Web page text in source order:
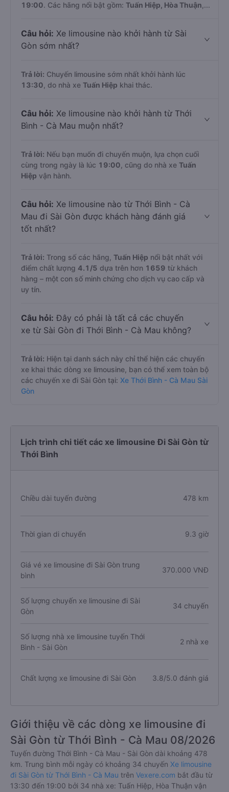
19:00. Các hãng nổi bật gồm: Tuấn Hiệp, Hòa Thuận ,...
Câu hỏi: Xe limousine nào khởi hành từ Sài
Gòn sớm nhất?
Trả lời: Chuyến limousine sớm nhất khởi hành lúc
13:30 , do nhà xe Tuấn Hiệp khai thác.
Câu hỏi: Xe limousine nào khởi hành từ Thới
Bình - Cà Mau muộn nhất?
Trả lời: Nếu bạn muốn đi chuyến muộn, lựa chọn cuối
cùng trong ngày là lúc 19:00 , cũng do nhà xe Tuấn
Hiệp vận hành.
Câu hỏi: Xe limousine nào từ Thới Bình - Cà
Mau đi Sài Gòn được khách hàng đánh giá
tốt nhất?
Trả lời: Trong số các hãng, Tuấn Hiệp nổi bật nhất với
điểm chất lượng 4.1 /5 dựa trên hơn 1659 từ khách
hàng – một con số minh chứng cho dịch vụ cao cấp và
uy tín.
Câu hỏi: Đây có phải là tất cả các chuyến
xe từ Sài Gòn đi Thới Bình - Cà Mau không?
Trả lời: Hiện tại danh sách này chỉ thể hiện các chuyến
xe khai thác dòng xe limousine, bạn có thể xem toàn bộ
các chuyến xe đi Sài Gòn tại: Xe Thới Bình - Cà Mau Sài
Gòn
Lịch trình chi tiết các xe limousine Đi Sài Gòn từ
Thới Bình
Chiều dài tuyến đường 478 km
Thời gian di chuyển 9.3 giờ
Giá vé xe limousine đi Sài Gòn trung
bình
370.000 VNĐ
Số lượng chuyến xe limousine đi Sài
Gòn
34 chuyến
Số lượng nhà xe limousine tuyến Thới
Bình - Sài Gòn
2 nhà xe
Chất lượng xe limousine đi Sài Gòn 3.8/5.0 đánh giá
Giới thiệu về các dòng xe limousine đi
Sài Gòn từ Thới Bình - Cà Mau 08/2026
Tuyến đường Thới Bình - Cà Mau - Sài Gòn dài khoảng 478
km. Trung bình mỗi ngày có khoảng 34 chuyến Xe limousine
đi Sài Gòn từ Thới Bình - Cà Mau trên Vexere.com bắt đầu từ
13:30 đến 19:00 bởi 34 nhà xe: Tuấn Hiệp, Hòa Thuận vận